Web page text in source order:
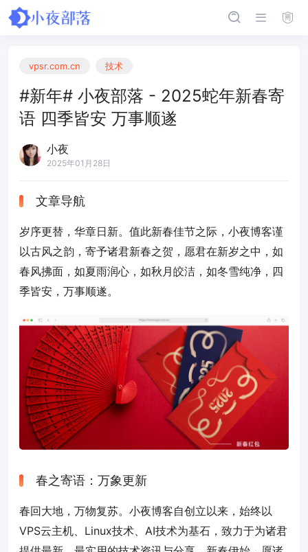
vpsr.com.cn 技术
#新年# 小夜部落 - 2025蛇年新春寄
语 四季皆安 万事顺遂
小夜
2025年01月28日
文章导航
岁序更替，华章日新。值此新春佳节之际，小夜博客谨
以古风之韵，寄予诸君新春之贺，愿君在新岁之中，如
春风拂面，如夏雨润心，如秋月皎洁，如冬雪纯净，四
季皆安，万事顺遂。
春之寄语：万象更新
春回大地，万物复苏。小夜博客自创立以来，始终以
VPS云主机、Linux技术、AI技术为基石，致力于为诸君